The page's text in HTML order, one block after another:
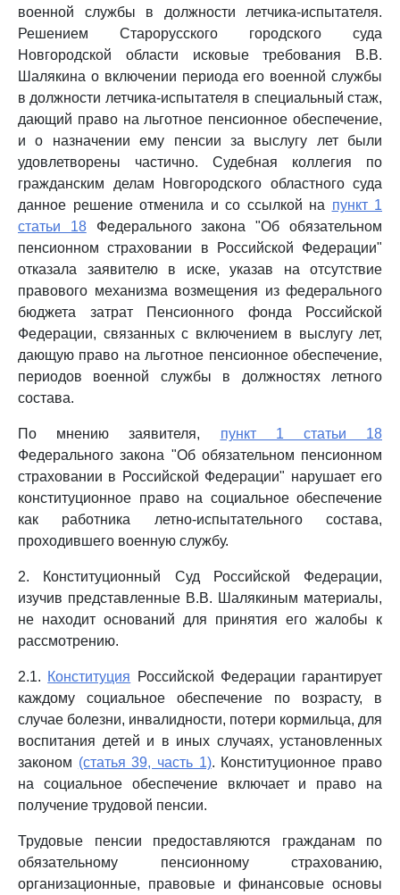
военной службы в должности летчика-испытателя.
Решением Старорусского городского суда
Новгородской области исковые требования В.В.
Шалякина о включении периода его военной службы
в должности летчика-испытателя в специальный стаж,
дающий право на льготное пенсионное обеспечение,
и о назначении ему пенсии за выслугу лет были
удовлетворены частично. Судебная коллегия по
гражданским делам Новгородского областного суда
данное решение отменила и со ссылкой на пункт 1
статьи 18Федерального закона "Об обязательном
пенсионном страховании в Российской Федерации"
отказала заявителю в иске, указав на отсутствие
правового механизма возмещения из федерального
бюджета затрат Пенсионного фонда Российской
Федерации, связанных с включением в выслугу лет,
дающую право на льготное пенсионное обеспечение,
периодов военной службы в должностях летного
состава.
По мнению заявителя, пункт 1 статьи 18
Федерального закона "Об обязательном пенсионном
страховании в Российской Федерации" нарушает его
конституционное право на социальное обеспечение
как работника летно-испытательного состава,
проходившего военную службу.
2. Конституционный Суд Российской Федерации,
изучив представленные В.В. Шалякиным материалы,
не находит оснований для принятия его жалобы к
рассмотрению.
2.1. Конституция Российской Федерации гарантирует
каждому социальное обеспечение по возрасту, в
случае болезни, инвалидности, потери кормильца, для
воспитания детей и в иных случаях, установленных
законом (статья 39, часть 1). Конституционное право
на социальное обеспечение включает и право на
получение трудовой пенсии.
Трудовые пенсии предоставляются гражданам по
обязательному пенсионному страхованию,
организационные, правовые и финансовые основы